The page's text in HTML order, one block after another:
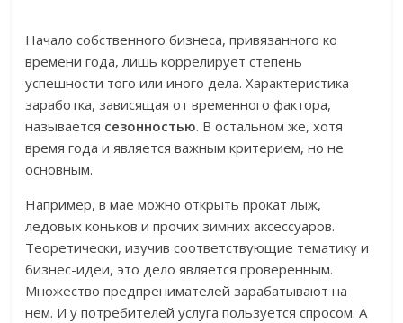
Начало собственного бизнеса, привязанного ко
времени года, лишь коррелирует степень
успешности того или иного дела. Характеристика
заработка, зависящая от временного фактора,
называется сезонностью. В остальном же, хотя
время года и является важным критерием, но не
основным.
Например, в мае можно открыть прокат лыж,
ледовых коньков и прочих зимних аксессуаров.
Теоретически, изучив соответствующие тематику и
бизнес-идеи, это дело является проверенным.
Множество предпренимателей зарабатывают на
нем. И у потребителей услуга пользуется спросом. А